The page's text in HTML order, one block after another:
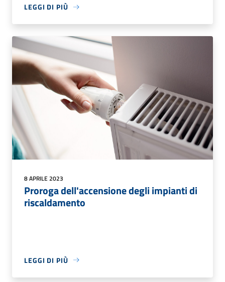
LEGGI DI PIÙ
8 APRILE 2023
Proroga dell'accensione degli impianti di
riscaldamento
LEGGI DI PIÙ